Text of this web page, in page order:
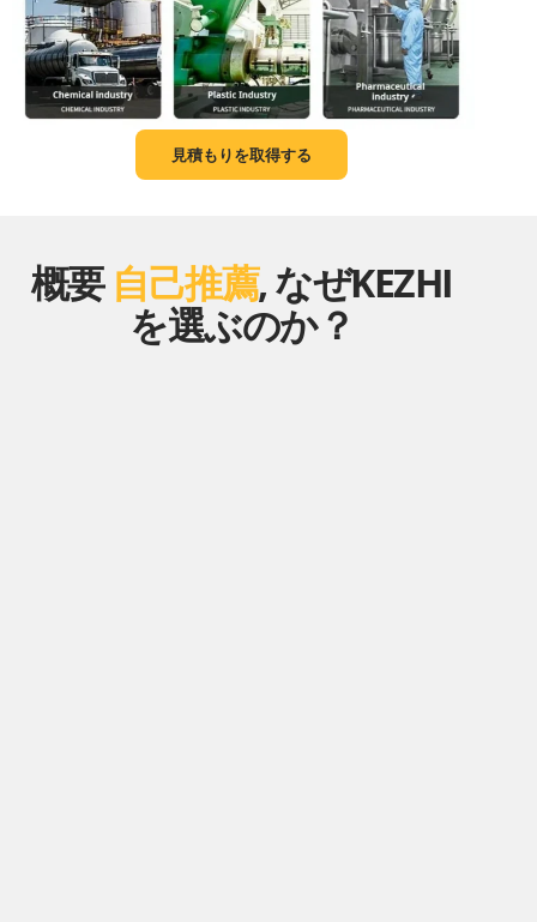
見積もりを取得する
概要 自己推薦, なぜKEZHI
を選ぶのか？